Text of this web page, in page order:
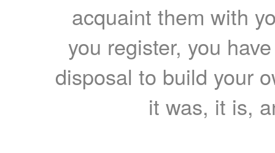
acquaint them with
you register, you
disposal to build your
it was, it is,